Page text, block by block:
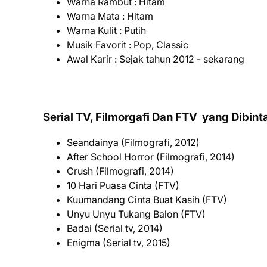
Warna Mata : Hitam
Warna Kulit : Putih
Musik Favorit : Pop, Classic
Awal Karir : Sejak tahun 2012 - sekarang
Serial TV, Filmorgafi Dan FTV yang
Seandainya (Filmografi, 2012)
After School Horror (Filmografi, 2014)
Crush (Filmografi, 2014)
10 Hari Puasa Cinta (FTV)
Kuumandang Cinta Buat Kasih (FTV)
Unyu Unyu Tukang Balon (FTV)
Badai (Serial tv, 2014)
Enigma (Serial tv, 2015)